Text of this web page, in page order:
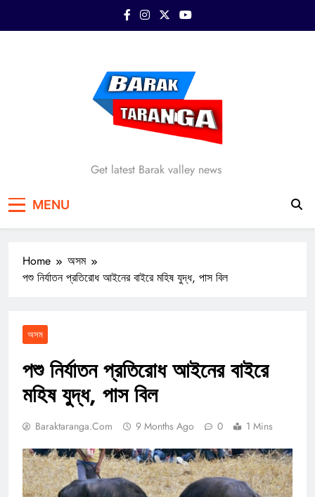
Barak Taranga
Get latest Barak valley news
MENU
Home
অসম
পশু নির্যাতন প্রতিরোধ আইনের বাইরে মহিষ যুদ্ধ, পাস বিল
অসম
পশু নির্যাতন প্রতিরোধ আইনের বাইরে
মহিষ যুদ্ধ, পাস বিল
Baraktaranga.com 9 Months Ago 0 1 Mins